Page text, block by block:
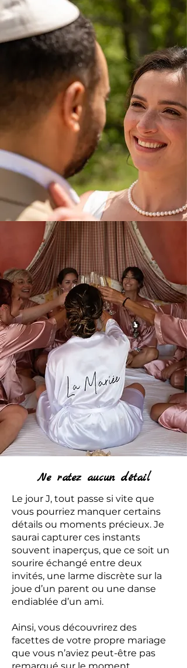
Ne ratez aucun détail
Le jour J, tout passe si vite que
vous pourriez manquer certains
détails ou moments précieux. Je
saurai capturer ces instants
souvent inaperçus, que ce soit un
sourire échangé entre deux
invités, une larme discrète sur la
joue d’un parent ou une danse
endiablée d’un ami.
Ainsi, vous découvrirez des
facettes de votre propre mariage
que vous n’aviez peut-être pas